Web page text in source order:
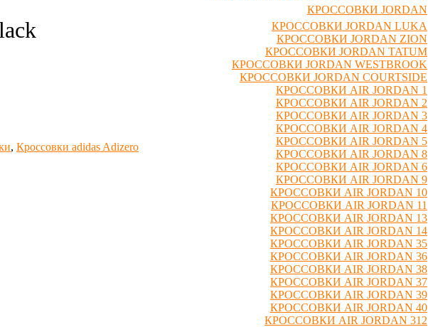
КРОССОВКИ JORDAN
КРОССОВКИ JORDAN LUKA
КРОССОВКИ JORDAN ZION
КРОССОВКИ JORDAN TATUM
КРОССОВКИ JORDAN WESTBROOK
КРОССОВКИ JORDAN COURTSIDE
КРОССОВКИ AIR JORDAN 1
КРОССОВКИ AIR JORDAN 2
КРОССОВКИ AIR JORDAN 3
КРОССОВКИ AIR JORDAN 4
КРОССОВКИ AIR JORDAN 5
КРОССОВКИ AIR JORDAN 8
КРОССОВКИ AIR JORDAN 6
КРОССОВКИ AIR JORDAN 9
КРОССОВКИ AIR JORDAN 10
КРОССОВКИ AIR JORDAN 11
КРОССОВКИ AIR JORDAN 13
КРОССОВКИ AIR JORDAN 14
КРОССОВКИ AIR JORDAN 35
КРОССОВКИ AIR JORDAN 36
КРОССОВКИ AIR JORDAN 38
КРОССОВКИ AIR JORDAN 37
КРОССОВКИ AIR JORDAN 39
КРОССОВКИ AIR JORDAN 40
КРОССОВКИ AIR JORDAN 312
, Кроссовки adidas Adizero